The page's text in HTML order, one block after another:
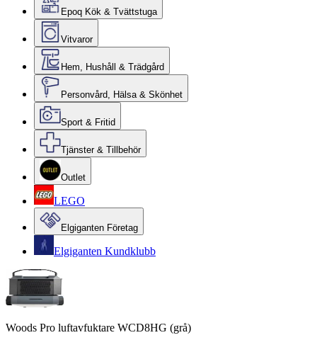
Epoq Kök & Tvättstuga
Vitvaror
Hem, Hushåll & Trädgård
Personvård, Hälsa & Skönhet
Sport & Fritid
Tjänster & Tillbehör
Outlet
LEGO
Elgiganten Företag
Elgiganten Kundklubb
Woods Pro luftavfuktare WCD8HG (grå)